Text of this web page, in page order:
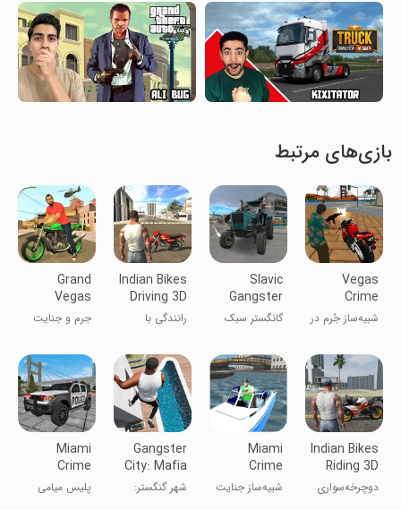
بازی‌های مرتبط
Vegas
Crime
Simulator
شبیه‌ساز جُرم در
Slavic
Gangster
Style
گانگستر سبک
Indian Bikes
Driving 3D
رانندگی با
Grand
Vegas
Crime
جرم و جنایت
Indian Bikes
Riding 3D
دوچرخه‌سواری
Miami
Crime
Simulator 2
شبیه‌ساز جنایت
Gangster
City: Mafia
Crime
شهر گنگستر:
Miami
Crime
Police
پلیس میامی